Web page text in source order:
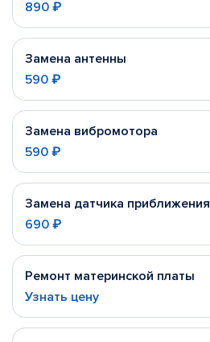
890 ₽
Замена антенны
590 ₽
Замена вибромотора
590 ₽
Замена датчика приближения
690 ₽
Ремонт материнской платы
Узнать цену